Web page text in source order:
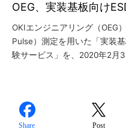
OEG、実装基板向け
OKIエンジニアリング（OEG
Pulse）測定を用いた「実装
験サービス」を、2020年2月3
Share Post